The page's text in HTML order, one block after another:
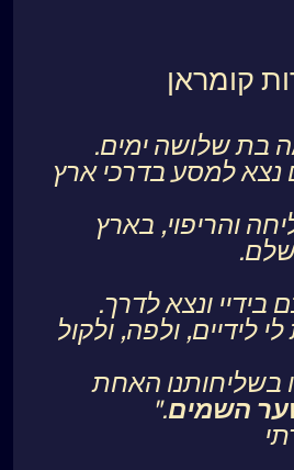
קומראן
בת שלושה ימים.
נצא למסע בדרכי ארץ
והריפוי, בארץ
ונצא לדרך.
לידיים, ולפה, ולקול
בשליחותנו האחת
השמים."